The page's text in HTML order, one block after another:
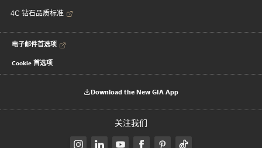
4C 钻石品质标准
电子邮件首选项
Cookie 首选项
Download the New GIA App
关注我们